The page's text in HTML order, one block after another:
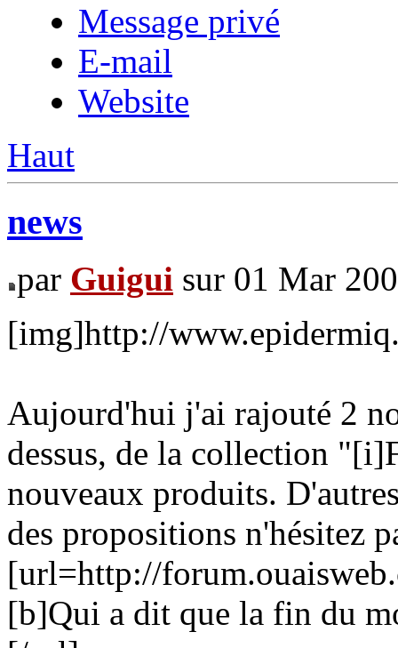
Message privé
E-mail
Website
Haut
news
par Guigui sur 01 Mar
[img]http://
Aujourd'hui j'ai rajouté 2
dessus, de la collection
nouveaux produits.
des propositions n'hésitez
[url=http://
[b]Qui a dit que la fin du